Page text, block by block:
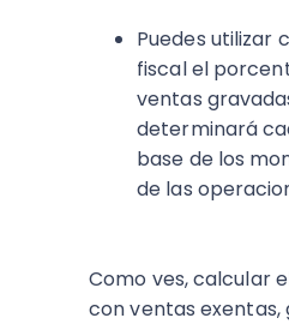
Puedes utilizar
fiscal el
ventas
determinará
base de los
de las
Como ves, calcular
con ventas exentas,